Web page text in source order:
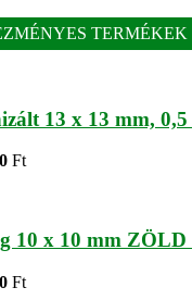
TERMÉKEK
13 x 13 mm, 0,5
Ft
10 x 10 mm ZÖLD
Ft